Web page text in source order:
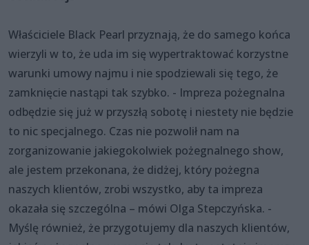
Właściciele Black Pearl przyznają, że do samego końca
wierzyli w to, że uda im się wypertraktować korzystne
warunki umowy najmu i nie spodziewali się tego, że
zamknięcie nastąpi tak szybko. - Impreza pożegnalna
odbędzie się już w przyszłą sobotę i niestety nie będzie
to nic specjalnego. Czas nie pozwolił nam na
zorganizowanie jakiegokolwiek pożegnalnego show,
ale jestem przekonana, że didżej, który pożegna
naszych klientów, zrobi wszystko, aby ta impreza
okazała się szczególna – mówi Olga Stepczyńska. -
Myślę również, że przygotujemy dla naszych klientów,